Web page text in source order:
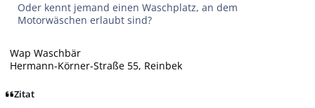
Oder kennt jemand einen Waschplatz, an dem
Motorwäschen erlaubt sind?
Wap Waschbär
Hermann-Körner-Straße 55, Reinbek
Zitat